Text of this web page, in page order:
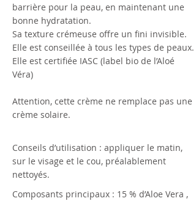
barrière pour la peau, en maintenant une
bonne hydratation.
Sa texture crémeuse offre un fini invisible.
Elle est conseillée à tous les types de peaux.
Elle est certifiée IASC (label bio de l’Aloé
Véra)
Attention, cette crème ne remplace pas une
crème solaire.
Conseils d’utilisation : appliquer le matin,
sur le visage et le cou, préalablement
nettoyés.
Composants principaux : 15 % d’Aloe Vera ,